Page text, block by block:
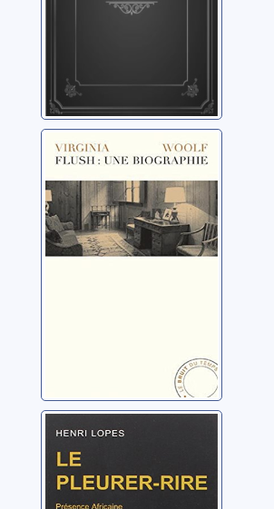
Flush: une
biographie
Woolf, Virginia
Le pleurer-rire
Lopes, Henri